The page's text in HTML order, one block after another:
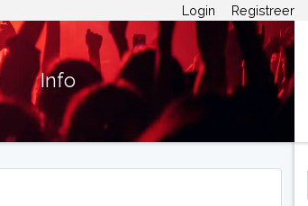
Login Registreer
Info